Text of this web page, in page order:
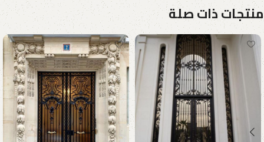
منتجات ذات صلة